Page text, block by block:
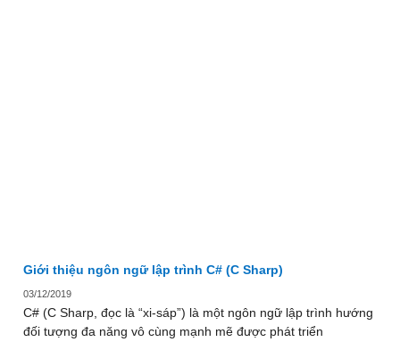
Giới thiệu ngôn ngữ lập trình C# (C Sharp)
03/12/2019
C# (C Sharp, đọc là “xi-sáp”) là một ngôn ngữ lập trình hướng
đối tượng đa năng vô cùng mạnh mẽ được phát triển